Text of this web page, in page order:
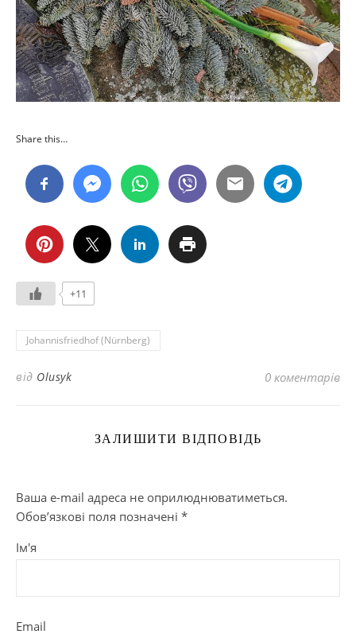
Share this…
+11
Johannisfriedhof (Nürnberg)
від Olusyk 0 коментарів
ЗАЛИШИТИ ВІДПОВІДЬ
Ваша e-mail адреса не оприлюднюватиметься.
Обов’язкові поля позначені *
Ім'я
Email